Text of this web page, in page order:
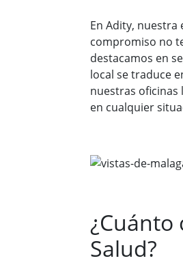
En Adity, nuestra
compromiso no
destacamos en
local se traduce
nuestras oficinas
en cualquier
¿Cuánto
Salud?